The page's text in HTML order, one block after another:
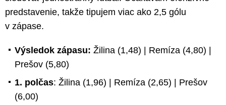
predstavenie, takže tipujem viac ako 2,5 gólu
v zápase.
Výsledok zápasu: Žilina (1,48) | Remíza (4,80) |
Prešov (5,80)
1. polčas: Žilina (1,96) | Remíza (2,65) | Prešov
(6,00)